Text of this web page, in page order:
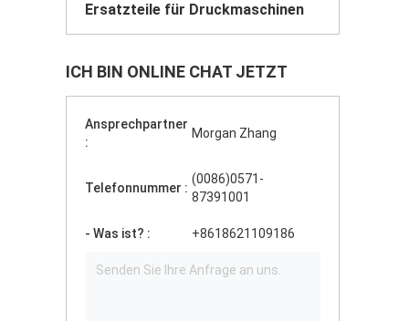
Ersatzteile für Druckmaschinen
ICH BIN ONLINE CHAT JETZT
Ansprechpartner
:
Morgan Zhang
Telefonnummer :
(0086)0571-
87391001
- Was ist? : +8618621109186